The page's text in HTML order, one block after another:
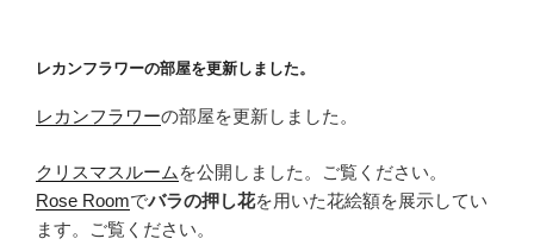
ン
レカンフラワーの部屋を更新しました。
レカンフラワーの部屋を更新しました。
クリスマスルーム を公開しました。ご覧ください。
Rose Roomでバラの押し花を用いた花絵額を展示してい
ます。ご覧ください。